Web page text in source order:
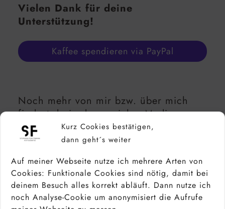
Kurz Cookies bestätigen,
dann geht´s weiter
Auf meiner Webseite nutze ich mehrere Arten von
Cookies: Funktionale Cookies sind nötig, damit bei
deinem Besuch alles korrekt abläuft. Dann nutze ich
noch Analyse-Cookie um anonymisiert die Aufrufe
Vielen Dank für deine
Unterstützung!
Kaffee spendieren via PayPal
Noch mehr von mir bzw. über mich
findest du in den sozialen Medien:
Facebook Instagram
YouTube